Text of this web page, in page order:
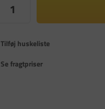
Tilføj huskeliste
Se fragtpriser